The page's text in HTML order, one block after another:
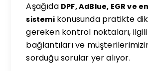
Aşağıda DPF, AdBlue, EGR ve
sistemikonusunda pratikte
gereken kontrol noktaları,
bağlantıları ve
sorduğu sorular yer alıyor.